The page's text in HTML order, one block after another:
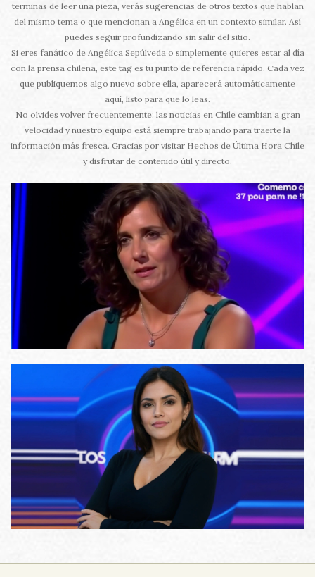
terminas de leer una pieza, verás sugerencias de otros textos que hablan
del mismo tema o que mencionan a Angélica en un contexto similar. Así
puedes seguir profundizando sin salir del sitio.
Si eres fanático de Angélica Sepúlveda o simplemente quieres estar al día
con la prensa chilena, este tag es tu punto de referencia rápido. Cada vez
que publiquemos algo nuevo sobre ella, aparecerá automáticamente
aquí, listo para que lo leas.
No olvides volver frecuentemente: las noticias en Chile cambian a gran
velocidad y nuestro equipo está siempre trabajando para traerte la
información más fresca. Gracias por visitar Hechos de Última Hora Chile
y disfrutar de contenido útil y directo.